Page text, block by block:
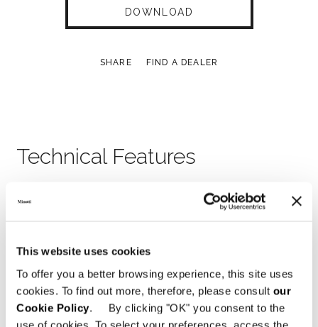
This website uses cookies
To offer you a better browsing experience, this site uses
cookies. To find out more, therefore, please consult our
Cookie Policy. By clicking "OK" you consent to the
use of cookies. To select your preferences, access the
DOWNLOAD
SHARE FIND A DEALER
Technical Features